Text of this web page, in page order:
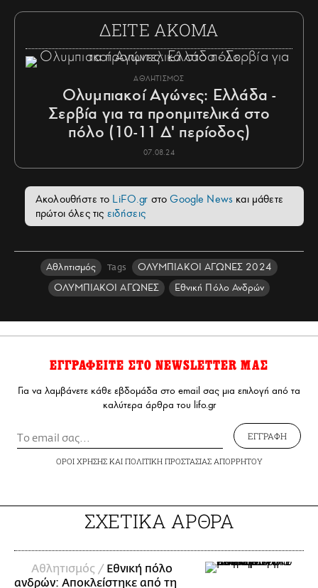
ΔΕΙΤΕ ΑΚΟΜΑ
ΑΘΛΗΤΙΣΜΟΣ
Ολυμπιακοί Αγώνες: Ελλάδα -
Σερβία για τα προημιτελικά στο
πόλο (10-11 Δ' περίοδος)
07.08.24
Ακολουθήστε το LiFO.gr στοGoogle News και μάθετε
πρώτοι όλες τις ειδήσεις
Αθλητισμός Tags
ΟΛΥΜΠΙΑΚΟΙ ΑΓΩΝΕΣ 2024
ΟΛΥΜΠΙΑΚΟΙ ΑΓΩΝΕΣ
Εθνική Πόλο Ανδρών
ΕΓΓΡΑΦΕΙΤΕ ΣΤΟ NEWSLETTER ΜΑΣ
Για να λαμβάνετε κάθε εβδομάδα στο email σας μια επιλογή από τα
καλύτερα άρθρα του lifo.gr
ΕΓΓΡΑΦΗ
ΟΡΟΙ ΧΡΗΣΗΣΚΑΙ ΠΟΛΙΤΙΚΗ ΠΡΟΣΤΑΣΙΑΣ ΑΠΟΡΡΗΤΟΥ
ΣΧΕΤΙΚΑ ΑΡΘΡΑ
Αθλητισμός / Εθνική πόλο
ανδρών: Αποκλείστηκε από τη